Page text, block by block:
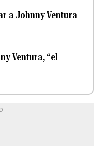
a Johnny Ventura
Ventura, “el